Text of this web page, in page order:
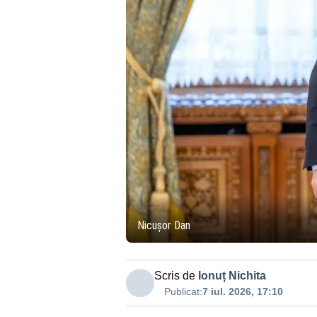
Nicușor Dan
Scris de Ionuț Nichita
Publicat:7 iul. 2026, 17:10